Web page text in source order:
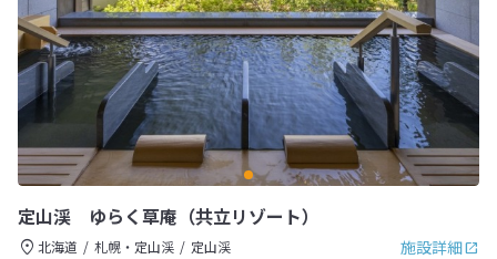
定山渓 ゆらく草庵（共立リゾート）
施設詳細
北海道 札幌・定山渓
定山渓